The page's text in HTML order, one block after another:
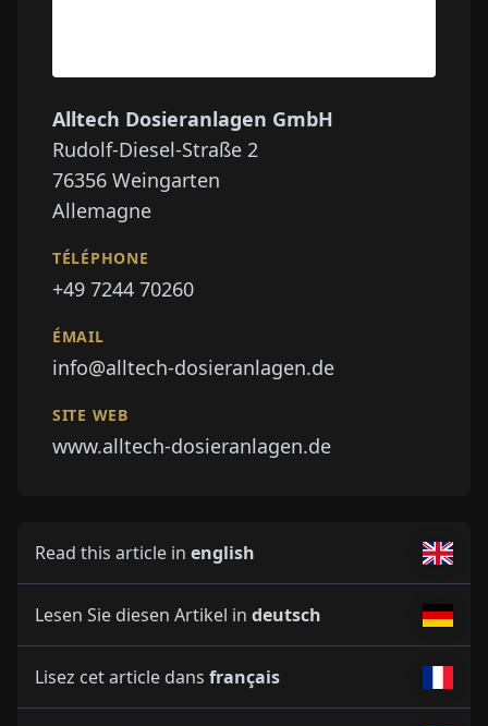
Alltech Dosieranlagen GmbH
Rudolf-Diesel-Straße 2
76356 Weingarten
Allemagne
TÉLÉPHONE
+49 7244 70260
ÉMAIL
info@alltech-dosieranlagen.de
SITE WEB
www.alltech-dosieranlagen.de
Read this article in english
Lesen Sie diesen Artikel in deutsch
Lisez cet article dans français